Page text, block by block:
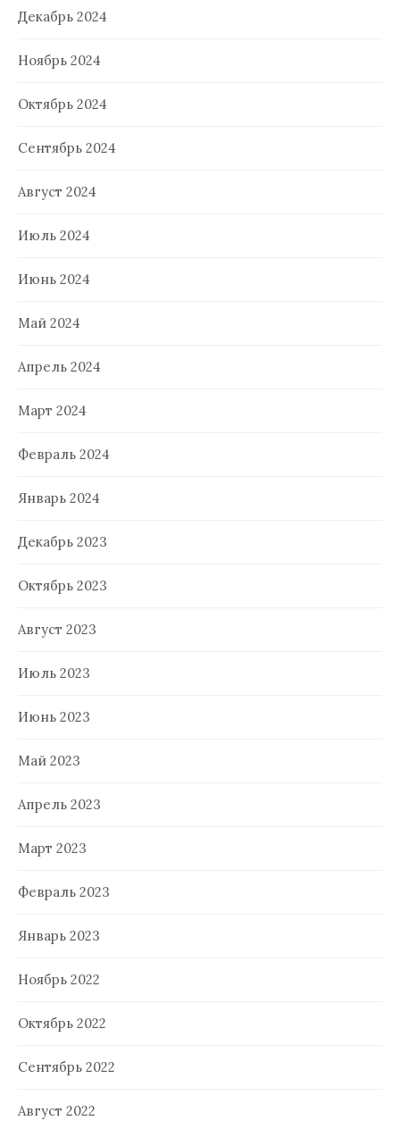
Декабрь 2024
Ноябрь 2024
Октябрь 2024
Сентябрь 2024
Август 2024
Июль 2024
Июнь 2024
Май 2024
Апрель 2024
Март 2024
Февраль 2024
Январь 2024
Декабрь 2023
Октябрь 2023
Август 2023
Июль 2023
Июнь 2023
Май 2023
Апрель 2023
Март 2023
Февраль 2023
Январь 2023
Ноябрь 2022
Октябрь 2022
Сентябрь 2022
Август 2022